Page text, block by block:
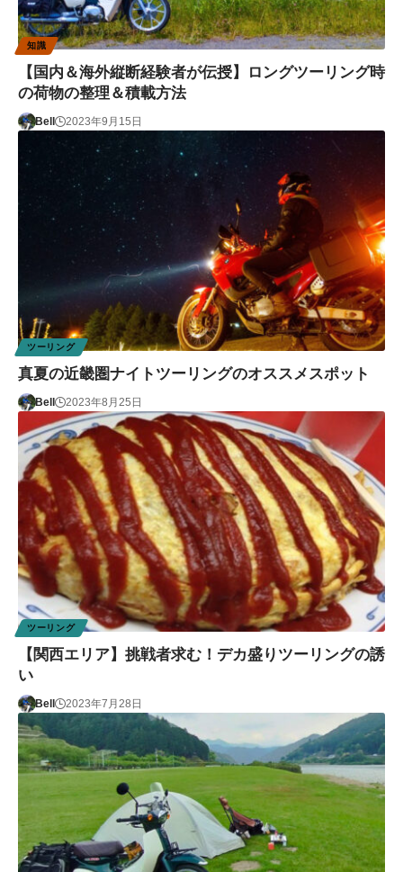
知識
【国内＆海外縦断経験者が伝授】ロングツーリング時
の荷物の整理＆積載方法
Bell 2023年9月15日
ツーリング
真夏の近畿圏ナイトツーリングのオススメスポット
Bell 2023年8月25日
ツーリング
【関西エリア】挑戦者求む！デカ盛りツーリングの誘
い
Bell 2023年7月28日